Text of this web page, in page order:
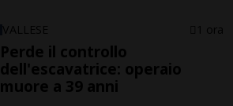
VALLESE 1 ora
Perde il controllo
dell'escavatrice: operaio
muore a 39 anni